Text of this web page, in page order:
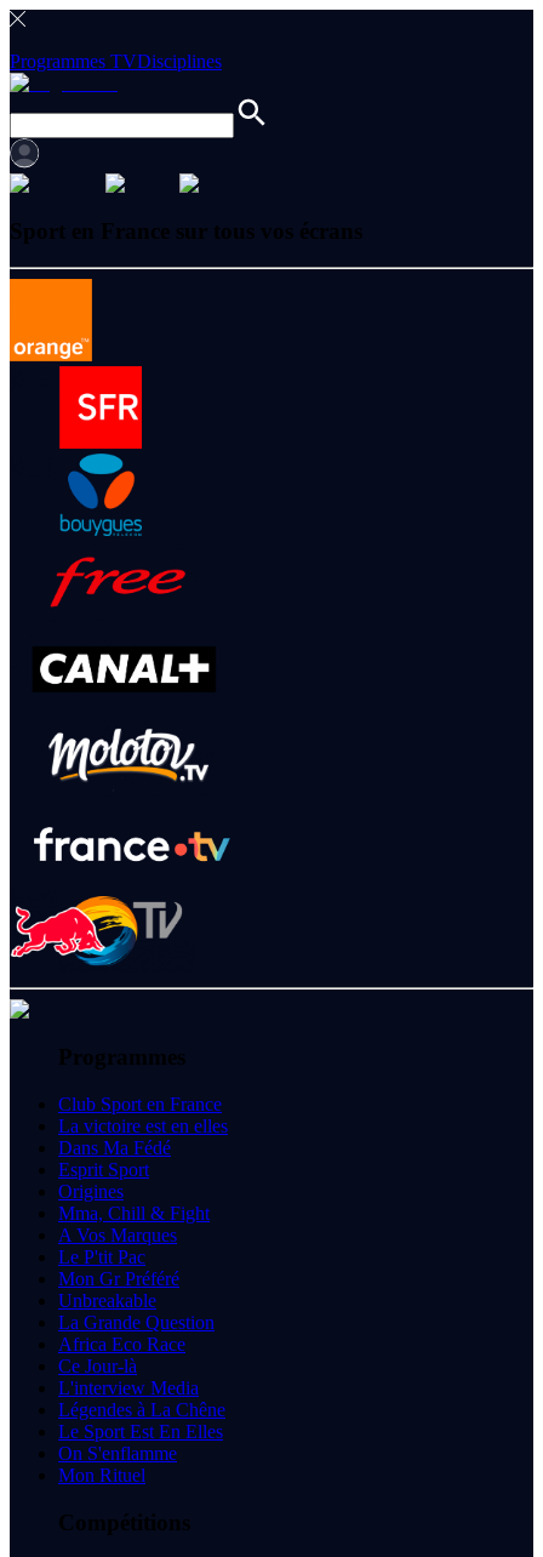
Programmes TVDisciplines
Sport en France sur tous vos écrans
Programmes
Club Sport en France
La victoire est en elles
Dans Ma Fédé
Esprit Sport
Origines
Mma, Chill & Fight
A Vos Marques
Le P'tit Pac
Mon Gr Préféré
Unbreakable
La Grande Question
Africa Eco Race
Ce Jour-là
L'interview Media
Légendes à La Chêne
Le Sport Est En Elles
On S'enflamme
Mon Rituel
Compétitions